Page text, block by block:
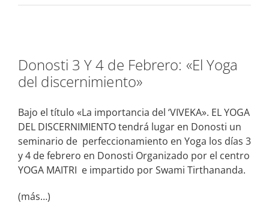
Donosti 3 Y 4 de Febrero: «El Yoga
del discernimiento»
Bajo el título «La importancia del ‘VIVEKA». EL YOGA
DEL DISCERNIMIENTO tendrá lugar en Donosti un
seminario de perfeccionamiento en Yoga los días 3
y 4 de febrero en Donosti Organizado por el centro
YOGA MAITRI e impartido por Swami Tirthananda.
(más…)